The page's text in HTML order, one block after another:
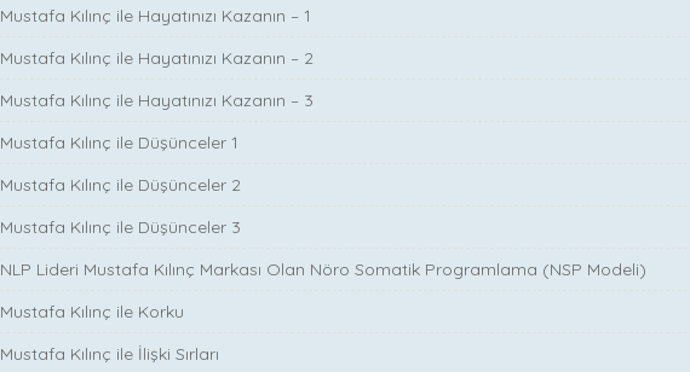
Mustafa Kılınç ile Hayatınızı Kazanın – 1
Mustafa Kılınç ile Hayatınızı Kazanın – 2
Mustafa Kılınç ile Hayatınızı Kazanın – 3
Mustafa Kılınç ile Düşünceler 1
Mustafa Kılınç ile Düşünceler 2
Mustafa Kılınç ile Düşünceler 3
NLP Lideri Mustafa Kılınç Markası Olan Nöro Somatik Programlama (NSP Modeli)
Mustafa Kılınç ile Korku
Mustafa Kılınç ile İlişki Sırları